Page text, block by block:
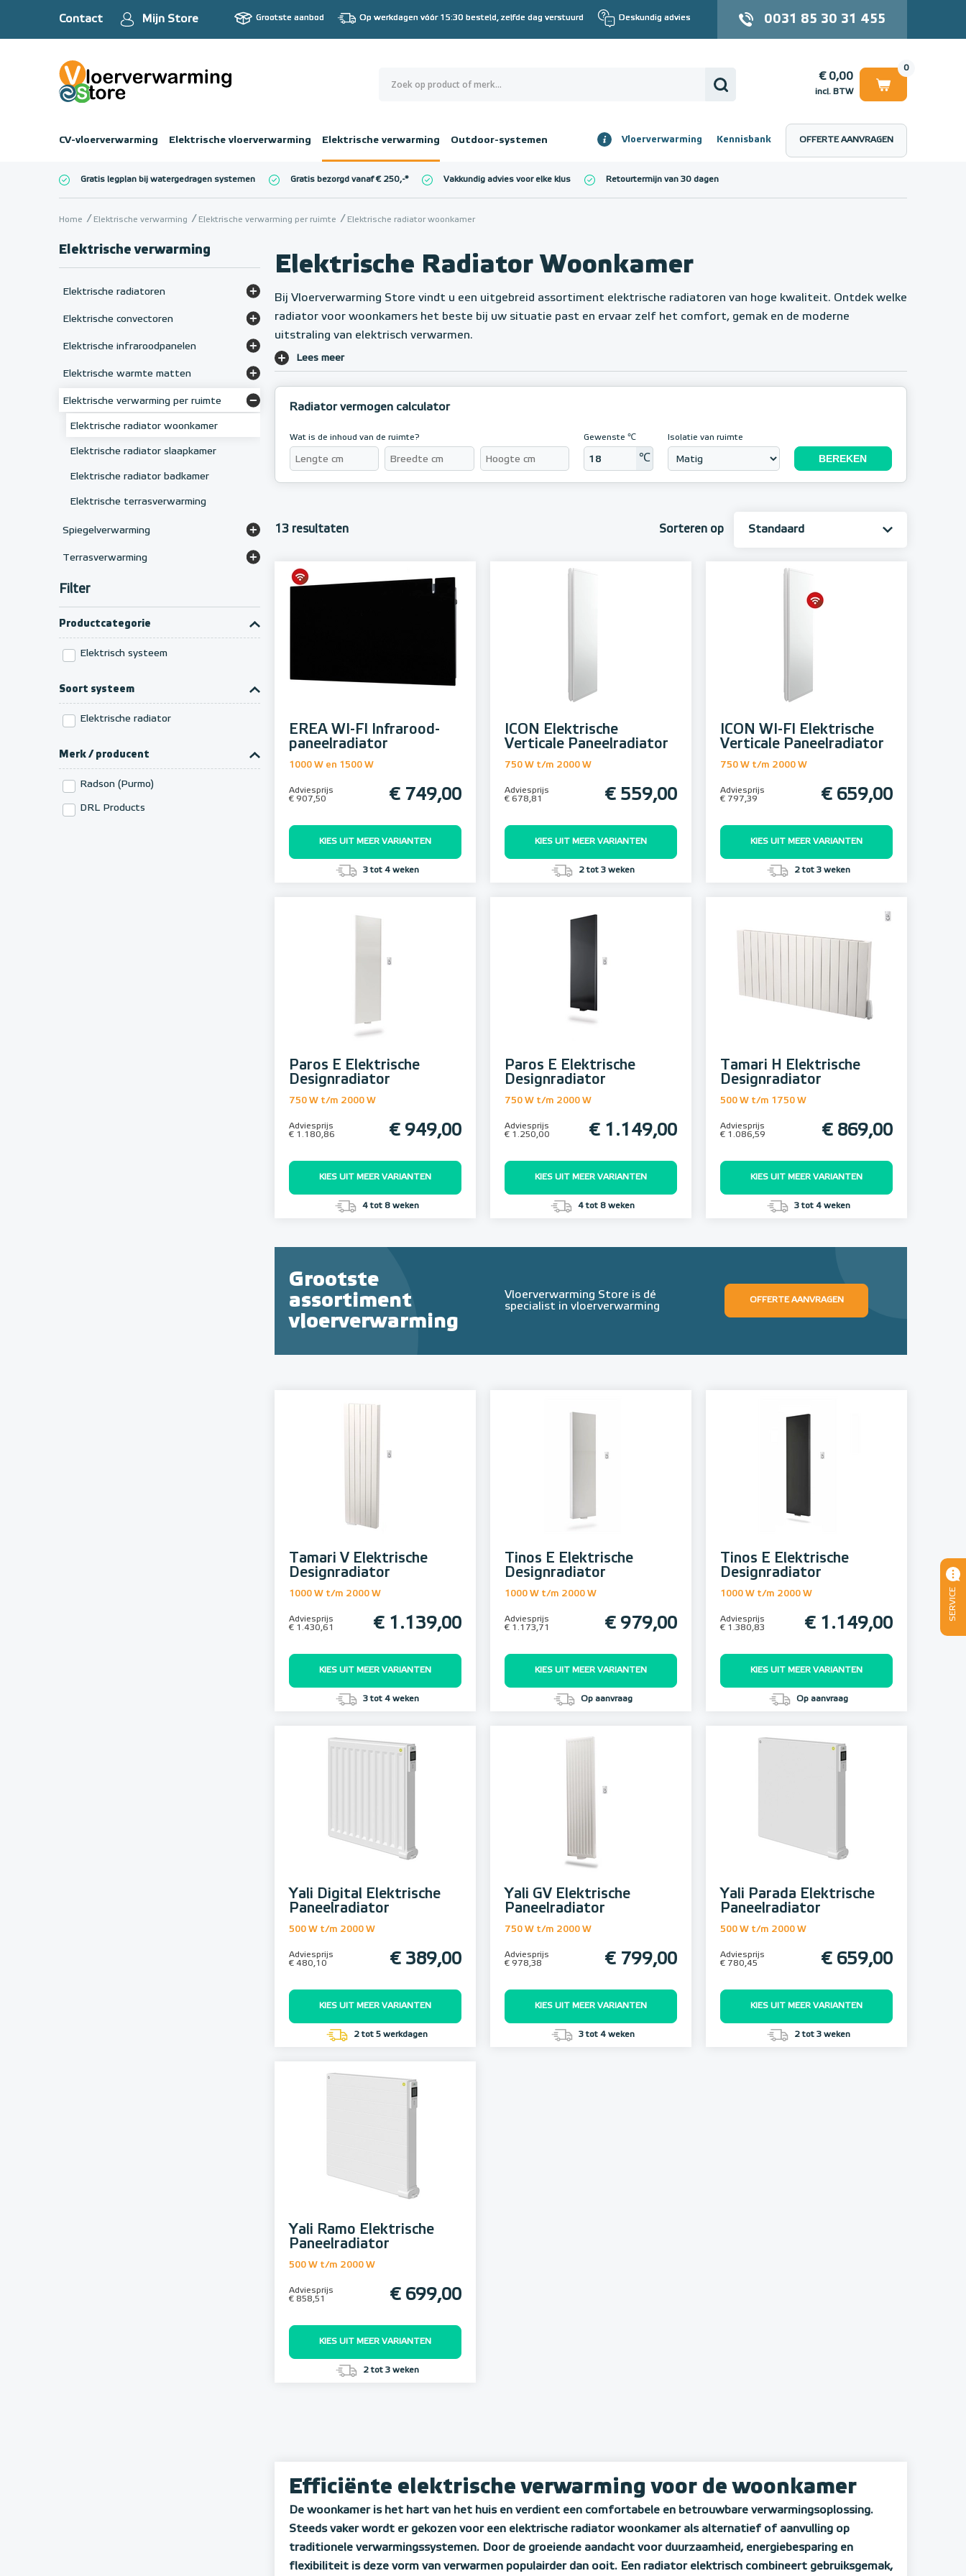
Contact Mijn Store Grootste aanbod Op werkdagen vóór 15:30 besteld, zelfde dag verstuurd Deskundig advies 0031 85 30 31 455
0
€ 0,00
incl. BTW
€ 0,00
CV-vloerverwarming Elektrische vloerverwarming Elektrische verwarming Outdoor-systemen
€ 0,00 Vloerverwarming Kennisbank OFFERTE AANVRAGEN
Gratis legplan bij watergedragen systemen Gratis bezorgd vanaf € 250,-* Vakkundig advies voor elke klus Retourtermijn van 30 dagen
Home Elektrische verwarming Elektrische verwarming per ruimte Elektrische radiator woonkamer
Elektrische verwarming
Elektrische radiatoren
Elektrische convectoren
Elektrische infraroodpanelen
Infrarood plafondverwarming
Elektrische warmte matten
Elektrische verwarming per ruimte
Elektrische radiator woonkamer
Elektrische radiator slaapkamer
Elektrische radiator badkamer
Elektrische terrasverwarming
Spiegelverwarming
Terrasverwarming
Filter
Productcategorie
Elektrisch systeem
Soort systeem
Elektrische radiator
Merk / producent
Radson (Purmo)
DRL Products
Elektrische Radiator Woonkamer
Bij Vloerverwarming Store vindt u een uitgebreid assortiment elektrische radiatoren van hoge kwaliteit. Ontdek welke
radiator voor woonkamers het beste bij uw situatie past en ervaar zelf het comfort, gemak en de moderne
uitstraling van elektrisch verwarmen.
Lees meer
Radiator vermogen calculator
Wat is de inhoud van de ruimte? Gewenste ℃
℃
Isolatie van ruimte
13 resultaten Sorteren op
EREA WI-FI Infrarood-
paneelradiator
1000 W en 1500 W
Adviesprijs
€ 907,50
€ 749,00
KIES UIT MEER VARIANTEN
3 tot 4 weken
ICON Elektrische
Verticale Paneelradiator
750 W t/m 2000 W
Adviesprijs
€ 678,81
€ 559,00
KIES UIT MEER VARIANTEN
2 tot 3 weken
ICON WI-FI Elektrische
Verticale Paneelradiator
750 W t/m 2000 W
Adviesprijs
€ 797,39
€ 659,00
KIES UIT MEER VARIANTEN
2 tot 3 weken
Paros E Elektrische
Designradiator
750 W t/m 2000 W
Adviesprijs
€ 1.180,86
€ 949,00
KIES UIT MEER VARIANTEN
4 tot 8 weken
Paros E Elektrische
Designradiator
750 W t/m 2000 W
Adviesprijs
€ 1.250,00
€ 1.149,00
KIES UIT MEER VARIANTEN
4 tot 8 weken
Tamari H Elektrische
Designradiator
500 W t/m 1750 W
Adviesprijs
€ 1.086,59
€ 869,00
KIES UIT MEER VARIANTEN
3 tot 4 weken
Grootste
assortiment
vloerverwarming
Vloerverwarming Store is dé
specialist in vloerverwarming
OFFERTE AANVRAGEN
Tamari V Elektrische
Designradiator
1000 W t/m 2000 W
Adviesprijs
€ 1.430,61
€ 1.139,00
KIES UIT MEER VARIANTEN
3 tot 4 weken
Tinos E Elektrische
Designradiator
1000 W t/m 2000 W
Adviesprijs
€ 1.173,71
€ 979,00
KIES UIT MEER VARIANTEN
Op aanvraag
Tinos E Elektrische
Designradiator
1000 W t/m 2000 W
Adviesprijs
€ 1.380,83
€ 1.149,00
KIES UIT MEER VARIANTEN
Op aanvraag
Yali Digital Elektrische
Paneelradiator
500 W t/m 2000 W
Adviesprijs
€ 480,10
€ 389,00
KIES UIT MEER VARIANTEN
2 tot 5 werkdagen
Yali GV Elektrische
Paneelradiator
750 W t/m 2000 W
Adviesprijs
€ 978,38
€ 799,00
KIES UIT MEER VARIANTEN
3 tot 4 weken
Yali Parada Elektrische
Paneelradiator
500 W t/m 2000 W
Adviesprijs
€ 780,45
€ 659,00
KIES UIT MEER VARIANTEN
2 tot 3 weken
Yali Ramo Elektrische
Paneelradiator
500 W t/m 2000 W
Adviesprijs
€ 858,51
€ 699,00
KIES UIT MEER VARIANTEN
2 tot 3 weken
Efficiënte elektrische verwarming voor de woonkamer
De woonkamer is het hart van het huis en verdient een comfortabele en betrouwbare verwarmingsoplossing.
Steeds vaker wordt er gekozen voor een elektrische radiator woonkamer als alternatief of aanvulling op
traditionele verwarmingssystemen. Door de groeiende aandacht voor duurzaamheid, energiebesparing en
flexibiliteit is deze vorm van verwarmen populairder dan ooit. Een radiator elektrisch combineert gebruiksgemak,
SERVICE